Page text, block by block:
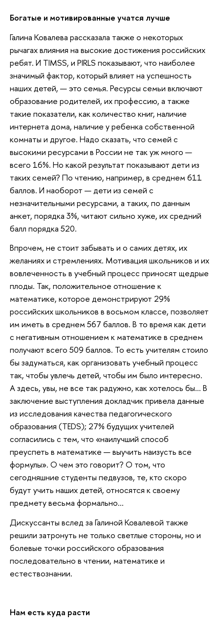
Богатые и мотивированные учатся лучше
Галина Ковалева рассказала также о некоторых
рычагах влияния на высокие достижения российских
ребят. И TIMSS, и PIRLS показывают, что наиболее
значимый фактор, который влияет на успешность
наших детей, — это семья. Ресурсы семьи включают
образование родителей, их профессию, а также
такие показатели, как количество книг, наличие
интернета дома, наличие у ребенка собственной
комнаты и другое. Надо сказать, что семей с
высокими ресурсами в России не так уж много —
всего 16%. Но какой результат показывают дети из
таких семей? По чтению, например, в среднем 611
баллов. И наоборот — дети из семей с
незначительными ресурсами, а таких, по данным
анкет, порядка 3%, читают сильно хуже, их средний
балл порядка 520.
Впрочем, не стоит забывать и о самих детях, их
желаниях и стремлениях. Мотивация школьников и их
вовлеченность в учебный процесс приносят щедрые
плоды. Так, положительное отношение к
математике, которое демонстрируют 29%
российских школьников в восьмом классе, позволяет
им иметь в среднем 567 баллов. В то время как дети
с негативным отношением к математике в среднем
получают всего 509 баллов. То есть учителям стоило
бы задуматься, как организовать учебный процесс
так, чтобы увлечь детей, чтобы им было интересно.
А здесь, увы, не все так радужно, как хотелось бы… В
заключение выступления докладчик привела данные
из исследования качества педагогического
образования (TEDS); 27% будущих учителей
согласились с тем, что «наилучший способ
преуспеть в математике — выучить наизусть все
формулы». О чем это говорит? О том, что
сегодняшние студенты педвузов, те, кто скоро
будут учить наших детей, относятся к своему
предмету весьма формально…
Дискуссанты вслед за Галиной Ковалевой также
решили затронуть не только светлые стороны, но и
болевые точки российского образования
последовательно в чтении, математике и
естествознании.
Нам есть куда расти